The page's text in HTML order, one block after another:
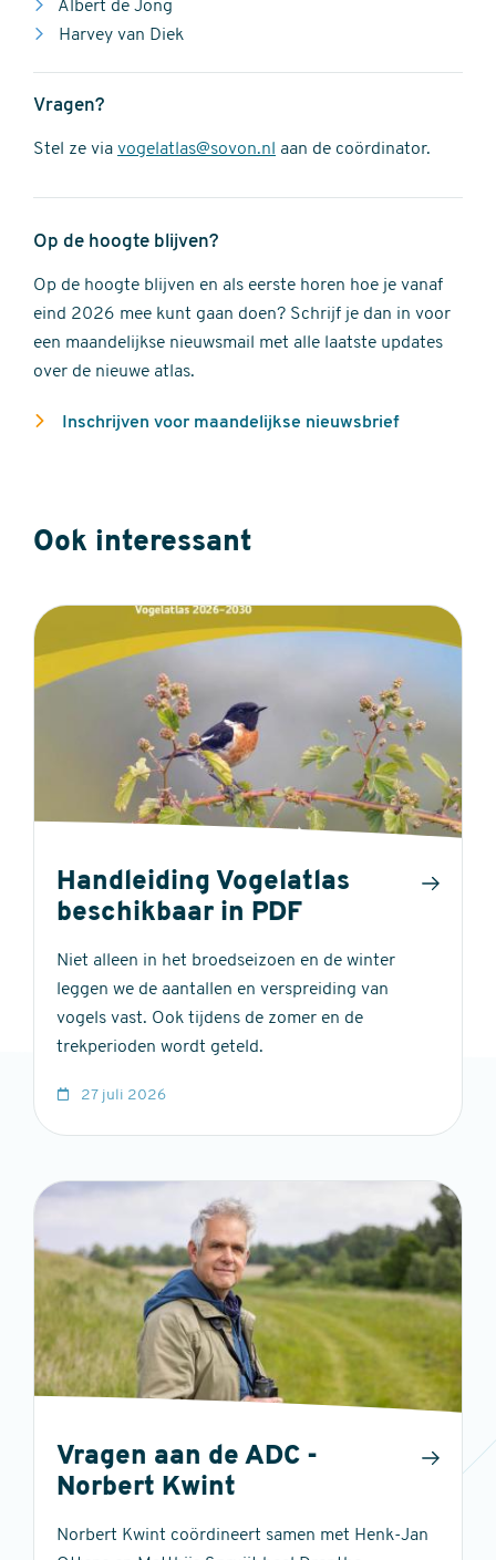
Albert de Jong
Harvey van Diek
Vragen?
Stel ze via vogelatlas@sovon.nl aan de coördinator.
Op de hoogte blijven?
Op de hoogte blijven en als eerste horen hoe je vanaf
eind 2026 mee kunt gaan doen? Schrijf je dan in voor
een maandelijkse nieuwsmail met alle laatste updates
over de nieuwe atlas.
Inschrijven voor maandelijkse nieuwsbrief
Ook interessant
Handleiding Vogelatlas
beschikbaar in PDF
Niet alleen in het broedseizoen en de winter
leggen we de aantallen en verspreiding van
vogels vast. Ook tijdens de zomer en de
trekperioden wordt geteld.
27 juli 2026
Vragen aan de ADC -
Norbert Kwint
Norbert Kwint coördineert samen met Henk-Jan